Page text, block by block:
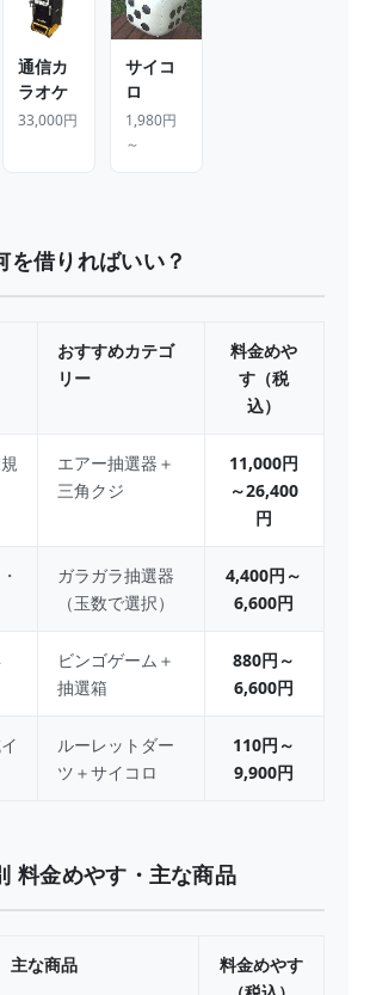
通信カ
ラオケ
33,000円
サイコ
ロ
1,980円
～
を借りればいい？
おすすめカテゴ
リー
料金めや
す（税
込）
エアー抽選器＋
三角クジ
11,000円
～26,400
円
ガラガラ抽選器
（玉数で選択）
4,400円～
6,600円
ビンゴゲーム＋
抽選箱
880円～
6,600円
ルーレットダー
ツ＋サイコロ
110円～
9,900円
料金めやす・主な商品
主な商品
料金めやす